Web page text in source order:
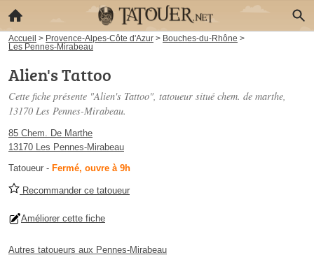
Accueil > Provence-Alpes-Côte d'Azur > Bouches-du-Rhône >
Les Pennes-Mirabeau
Alien's Tattoo
Cette fiche présente "Alien's Tattoo", tatoueur situé chem. de marthe,
13170 Les Pennes-Mirabeau.
85 Chem. De Marthe
13170 Les Pennes-Mirabeau
Tatoueur - Fermé, ouvre à 9h
Recommander ce tatoueur
Améliorer cette fiche
Autres tatoueurs aux Pennes-Mirabeau